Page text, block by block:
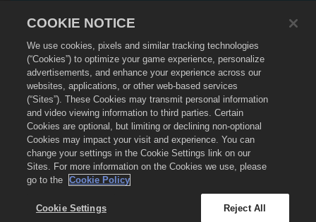
Política de Reembolso
Política de Cookies
Suporte da loja
Suporte do jogo
Configurações de Cookies
©2026Social Point S.L. O Dragon City e o logo do Dragon City são marcas
registradas da Social Point S.L. Todos os direitos reservados. A Loja do Dragon
City é operada pela Zynga, Inc. As ofertas são válidas apenas para o jogo Dragon
City. Os preços e a disponibilidade das ofertas variam por região.
COOKIE NOTICE
We use cookies, pixels and similar tracking technologies
(“Cookies”) to optimize your game experience, personalize
advertisements, and enhance your experience across our
websites, applications, or other web-based services
(“Sites”). These Cookies may transmit personal information
and video viewing information to third parties. Certain
Cookies are optional, but limiting or declining non-optional
Cookies may impact your visit and experience. You can
change your settings in the Cookie Settings link on our
Sites. For more information on the Cookies we use, please
go to the
Cookie Policy
Cookie Settings Reject All